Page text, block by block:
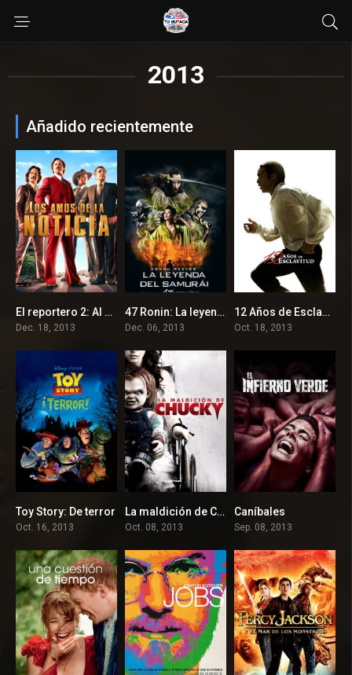
2013
Añadido recientemente
6.3
El reportero 2: Al diablo con las noticias
Dec. 18, 2013
6.247 Ronin: La leyenda del samurái
Dec. 06, 2013
8.1
12 Años de Esclavitud
Oct. 18, 2013
7.5
Toy Story: De terror
Oct. 16, 2013
5.6La maldición de Chucky
Oct. 08, 2013
Caníbales
Sep. 08, 2013